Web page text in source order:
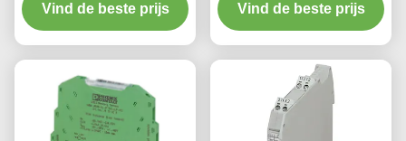
verschillende
snelheidsmeting
Vind de beste prijs
verplaatsingsbeperker
Vind de beste prijs